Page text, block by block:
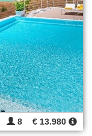
8 € 13.980